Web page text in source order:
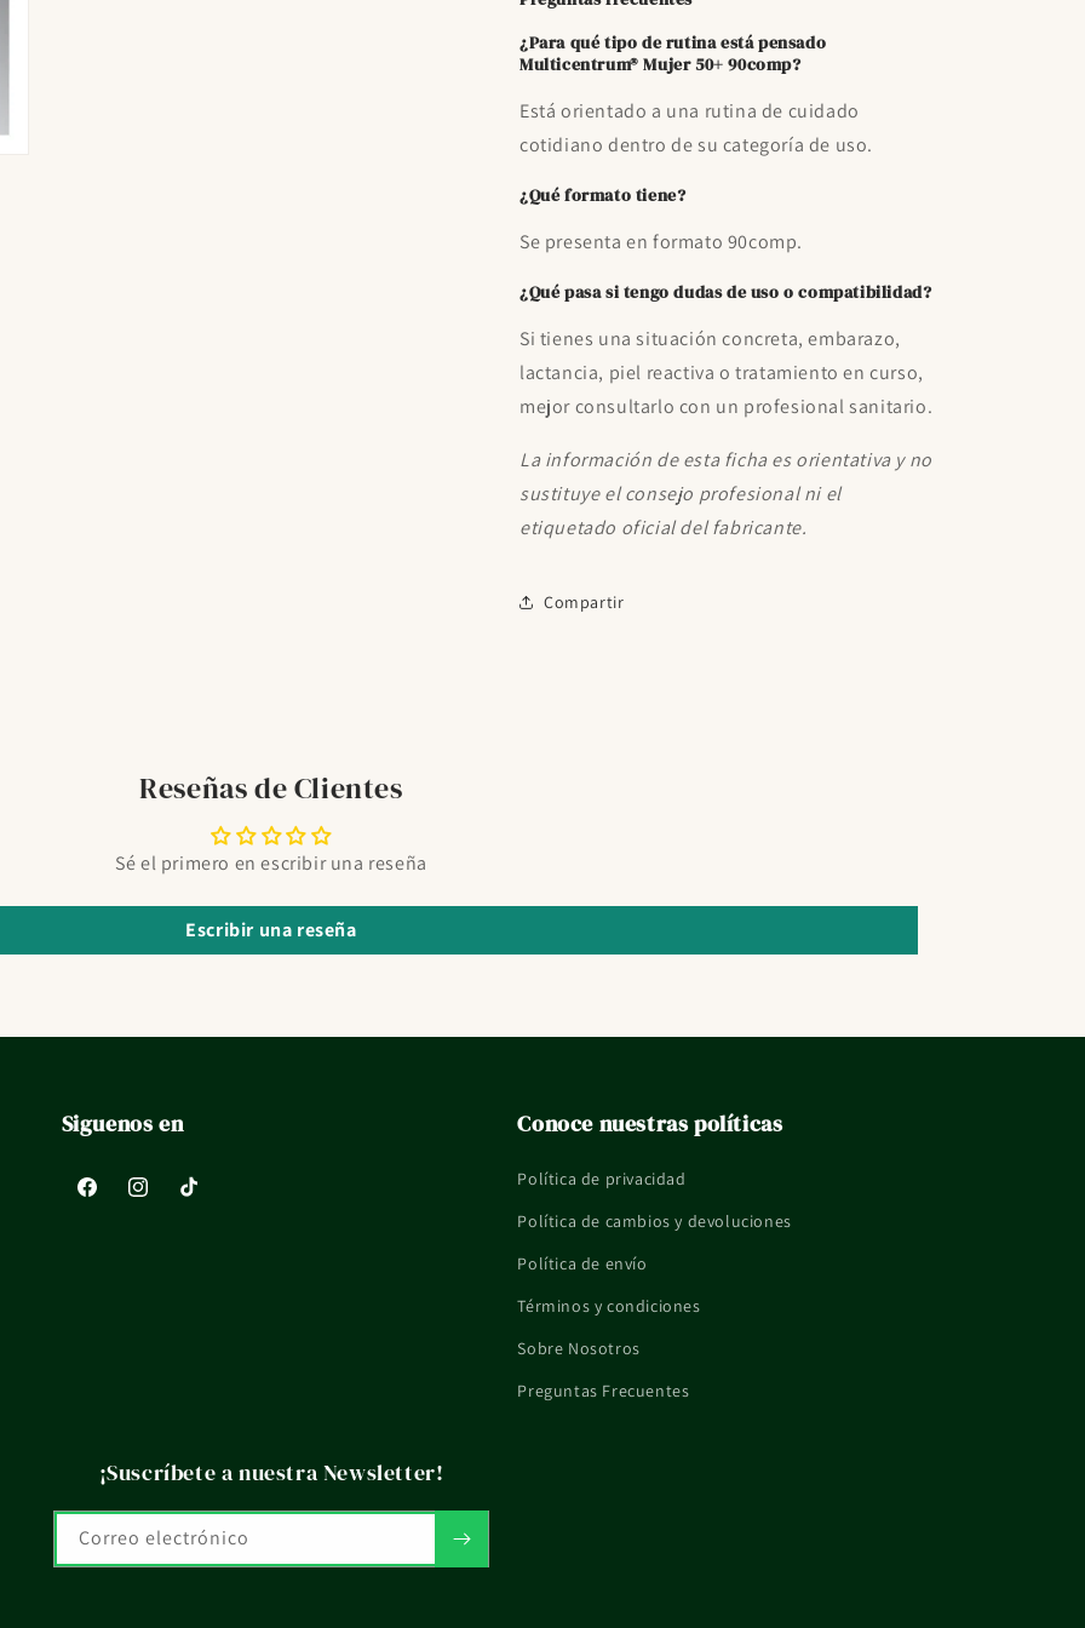
¿Para qué tipo de rutina está pensado
Multicentrum® Mujer 50+ 90comp?
Está orientado a una rutina de cuidado
cotidiano dentro de su categoría de uso.
¿Qué formato tiene?
Se presenta en formato 90comp.
¿Qué pasa si tengo dudas de uso o compatibilidad?
Si tienes una situación concreta, embarazo,
lactancia, piel reactiva o tratamiento en curso,
mejor consultarlo con un profesional sanitario.
La información de esta ficha es orientativa y no
sustituye el consejo profesional ni el
etiquetado oficial del fabricante.
Compartir
Reseñas de Clientes
Sé el primero en escribir una reseña
Escribir una reseña
Siguenos en
FacebookInstagramTikTok
Conoce nuestras políticas
Política de privacidad
Política de cambios y devoluciones
Política de envío
Términos y condiciones
Sobre Nosotros
Preguntas Frecuentes
¡Suscríbete a nuestra Newsletter!
Correo electrónico